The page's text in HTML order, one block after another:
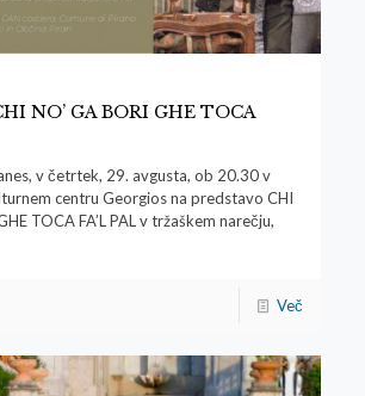
NO’ GA BORI GHE TOCA
v četrtek, 29. avgusta, ob 20.30 v
centru Georgios na predstavo CHI
TOCA FA’L PAL v tržaškem narečju,
Več